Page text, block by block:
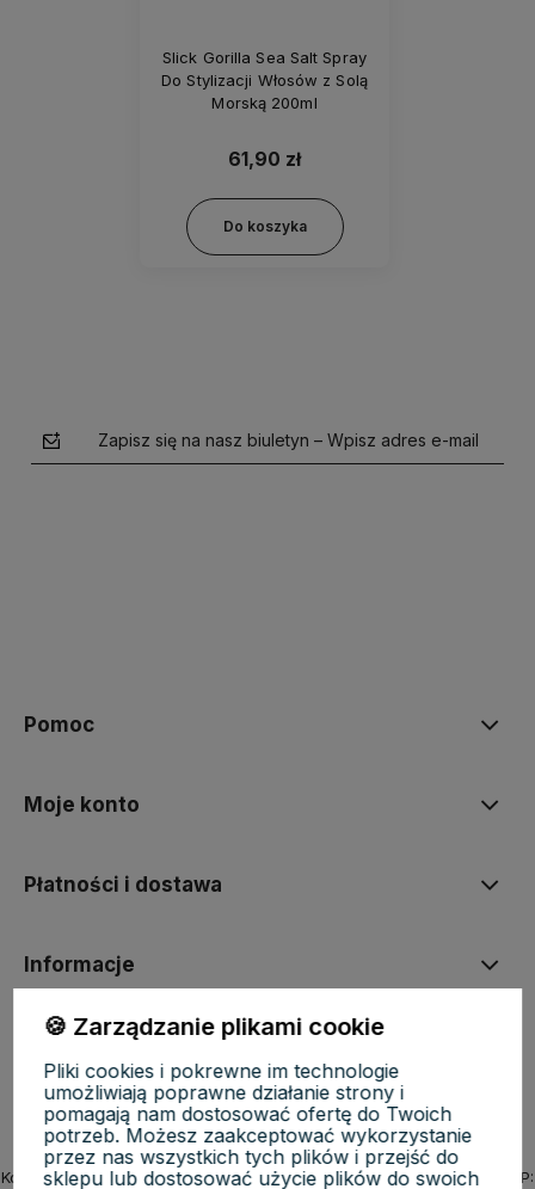
Slick Gorilla Sea Salt Spray
Do Stylizacji Włosów z Solą
Morską 200ml
61,90 zł
Do koszyka
Zapisz się na nasz biuletyn – Wpisz adres e-mail
Pomoc
Moje konto
Płatności i dostawa
Informacje
KosmetycznyRaj.pl | ul. Michała Drzymały 8/61, 02-495 Warszawa | NIP:
🍪 Zarządzanie plikami cookie
Pliki cookies i pokrewne im technologie
umożliwiają poprawne działanie strony i
pomagają nam dostosować ofertę do Twoich
potrzeb. Możesz zaakceptować wykorzystanie
przez nas wszystkich tych plików i przejść do
sklepu lub dostosować użycie plików do swoich